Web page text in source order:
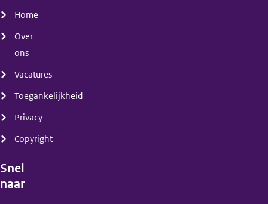
Home
Over
ons
Vacatures
Toegankelijkheid
Privacy
Copyright
Snel
naar